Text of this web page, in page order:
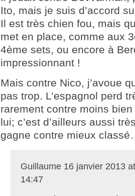
Ito, mais je suis d’accord
Il est très chien fou, mais
met en place, comme aux
4ème sets, ou encore à
impressionnant !
Mais contre Nico, j’avoue
pas trop. L’espagnol perd
rarement contre moins
lui; c’est d’ailleurs aussi
gagne contre mieux
Guillaume 16 janvier 2013 at
14:47